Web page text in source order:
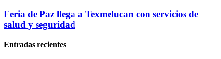
Feria de Paz llega a Texmelucan con servicios de
salud y seguridad
Entradas recientes